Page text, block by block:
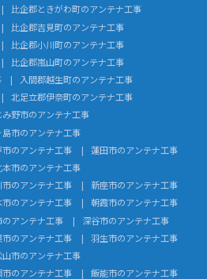
比企郡ときがわ町のアンテナ工事
比企郡吉見町のアンテナ工事
比企郡小川町のアンテナ工事
比企郡嵐山町のアンテナ工事
入間郡越生町のアンテナ工事
北足立郡伊奈町のアンテナ工事
み野市のアンテナ工事
島市のアンテナ工事
市のアンテナ工事
蓮田市のアンテナ工事
本市のアンテナ工事
市のアンテナ工事
新座市のアンテナ工事
市のアンテナ工事
朝霞市のアンテナ工事
のアンテナ工事
深谷市のアンテナ工事
市のアンテナ工事
羽生市のアンテナ工事
山市のアンテナ工事
市のアンテナ工事
飯能市のアンテナ工事